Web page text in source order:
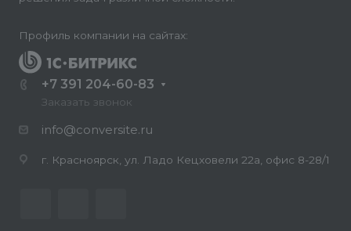
Профиль компании на сайтах:
+7 391 204-60-83
Заказать звонок
info@conversite.ru
г. Красноярск, ул. Ладо Кецховели 22а, офис 8-28/1